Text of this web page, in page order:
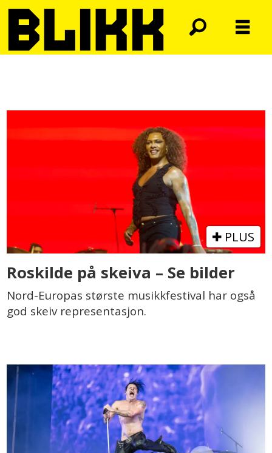
festival
PLUS
Roskilde på skeiva – Se bilder
Nord-Europas største musikkfestival har også
god skeiv representasjon.